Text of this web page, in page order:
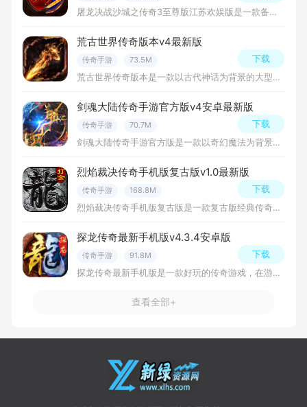
屠龙决战沙城之传奇3至尊版江苏欢娱版是一款备受玩家喜爱的手机游戏，融合了经典的传奇元素与现代游戏机制，带来了全新的游戏体验，全新打怪玩法带你体验不一样的传奇乐趣！
荒古世界传奇版本v4最新版
传奇手游 73.5M
荒古世界传奇版本是一款以古代神话为背景的大型多人在线角色扮演游戏。在这个神秘的世界中，玩家将扮演一名勇士，通过探索、战斗和冒险，揭开荒古世界的神秘面纱，挑战强大的敌人，寻找传说中的神器，最终成为这个世
下载
剑魂大陆传奇手游官方版v4安卓最新版
传奇手游 70.7M
剑魂大陆传奇手游官方版是一款以奇幻魔法为背景的角色扮演游戏，玩家将扮演一名勇敢的剑士，在这个充满神秘和危险的世界中探险、战斗、成长，免费下载安装吧！
下载
烈焰裁决传奇手机版复古版v1.0最新版
传奇手游 168.8M
烈焰裁决传奇手机版复古版是一款复古版经典传奇游戏，以经典传奇世界为背景，采用最新的3D引擎打造，为玩家带来了更加精彩的游戏体验，玩法相当的多样化，下载体验吧！
下载
探龙传奇最新手机版v4.3.4安卓版
传奇手游 91.8M
探龙传奇最新手机版是一款好玩的传奇游戏，在游戏中玩家将扮演探险者，进入神秘的龙的国度，探索古老的遗迹和危险的洞穴，寻找稀世珍宝和传说中的宝藏，玩法十分有趣，下载安装体验吧！
下载
查看全部+